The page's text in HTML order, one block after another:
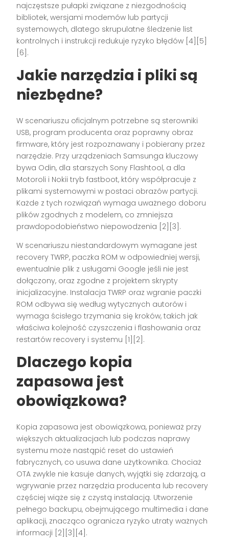
najczęstsze pułapki związane z niezgodnością
bibliotek, wersjami modemów lub partycji
systemowych, dlatego skrupulatne śledzenie list
kontrolnych i instrukcji redukuje ryzyko błędów [4][5]
[6].
Jakie narzędzia i pliki są
niezbędne?
W scenariuszu oficjalnym potrzebne są sterowniki
USB, program producenta oraz poprawny obraz
firmware, który jest rozpoznawany i pobierany przez
narzędzie. Przy urządzeniach Samsunga kluczowy
bywa Odin, dla starszych Sony Flashtool, a dla
Motoroli i Nokii tryb fastboot, który współpracuje z
plikami systemowymi w postaci obrazów partycji.
Każde z tych rozwiązań wymaga uważnego doboru
plików zgodnych z modelem, co zmniejsza
prawdopodobieństwo niepowodzenia [2][3].
W scenariuszu niestandardowym wymagane jest
recovery TWRP, paczka ROM w odpowiedniej wersji,
ewentualnie plik z usługami Google jeśli nie jest
dołączony, oraz zgodne z projektem skrypty
inicjalizacyjne. Instalacja TWRP oraz wgranie paczki
ROM odbywa się według wytycznych autorów i
wymaga ścisłego trzymania się kroków, takich jak
właściwa kolejność czyszczenia i flashowania oraz
restartów recovery i systemu [1][2].
Dlaczego kopia
zapasowa jest
obowiązkowa?
Kopia zapasowa jest obowiązkowa, ponieważ przy
większych aktualizacjach lub podczas naprawy
systemu może nastąpić reset do ustawień
fabrycznych, co usuwa dane użytkownika. Chociaż
OTA zwykle nie kasuje danych, wyjątki się zdarzają, a
wgrywanie przez narzędzia producenta lub recovery
częściej wiąże się z czystą instalacją. Utworzenie
pełnego backupu, obejmującego multimedia i dane
aplikacji, znacząco ogranicza ryzyko utraty ważnych
informacji [2][3][4].